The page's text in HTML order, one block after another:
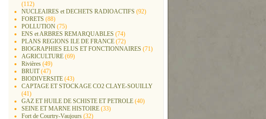
(112)
NUCLEAIRES et DECHETS RADIOACTIFS (92)
FORETS (88)
POLLUTION (75)
ENS et ARBRES REMARQUABLES (74)
PLANS REGIONS ILE DE FRANCE (72)
BIOGRAPHIES ELUS ET FONCTIONNAIRES (71)
AGRICULTURE (69)
Rivières (49)
BRUIT(47)
BIODIVERSITE (43)
CAPTAGE ET STOCKAGE CO2 CLAYE-SOUILLY
(41)
GAZ ET HUILE DE SCHISTE ET PETROLE (40)
SEINE ET MARNE HISTOIRE (33)
Fort de Courtry-Vaujours (32)